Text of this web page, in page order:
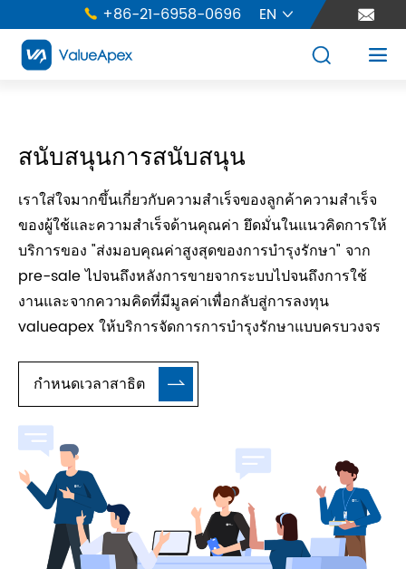
 +86-21-6958-0696 EN  
 
สนับสนุนการสนับสนุน
เราใส่ใจมากขึ้นเกี่ยวกับความสำเร็จของลูกค้าความสำเร็จ
ของผู้ใช้และความสำเร็จด้านคุณค่า ยึดมั่นในแนวคิดการให้
บริการของ "ส่งมอบคุณค่าสูงสุดของการบำรุงรักษา" จาก
pre-sale ไปจนถึงหลังการขายจากระบบไปจนถึงการใช้
งานและจากความคิดที่มีมูลค่าเพื่อกลับสู่การลงทุน
valueapex ให้บริการจัดการการบำรุงรักษาแบบครบวงจร
กำหนดเวลาสาธิต 